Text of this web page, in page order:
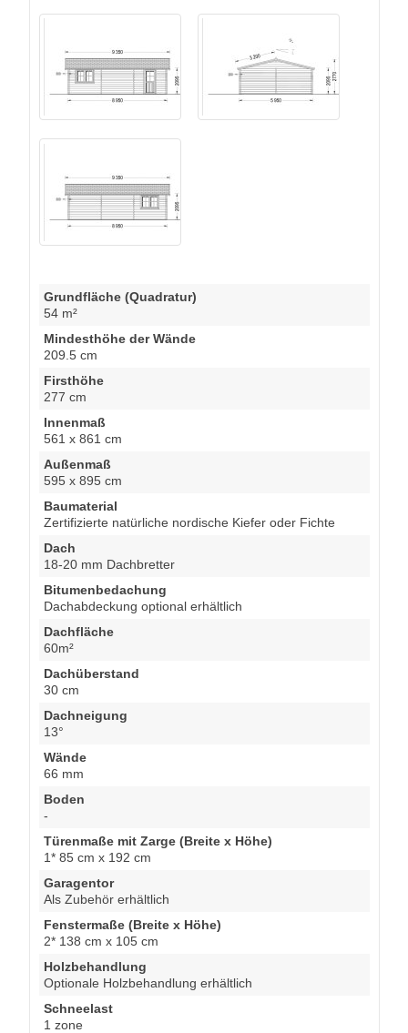
Grundfläche (Quadratur)
54 m²
Mindesthöhe der Wände
209.5 cm
Firsthöhe
277 cm
Innenmaß
561 x 861 cm
Außenmaß
595 x 895 cm
Baumaterial
Zertifizierte natürliche nordische Kiefer oder Fichte
Dach
18-20 mm Dachbretter
Bitumenbedachung
Dachabdeckung optional erhältlich
Dachfläche
60m²
Dachüberstand
30 cm
Dachneigung
13°
Wände
66 mm
Boden
-
Türenmaße mit Zarge (Breite x Höhe)
1* 85 cm x 192 cm
Garagentor
Als Zubehör erhältlich
Fenstermaße (Breite x Höhe)
2* 138 cm x 105 cm
Holzbehandlung
Optionale Holzbehandlung erhältlich
Schneelast
1 zone